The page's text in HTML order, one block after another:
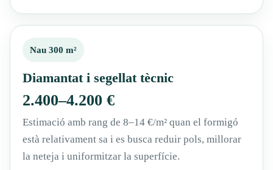
Nau 300 m²
Diamantat i segellat tècnic
2.400–4.200 €
Estimació amb rang de 8–14 €/m² quan el formigó
està relativament sa i es busca reduir pols, millorar
la neteja i uniformitzar la superfície.